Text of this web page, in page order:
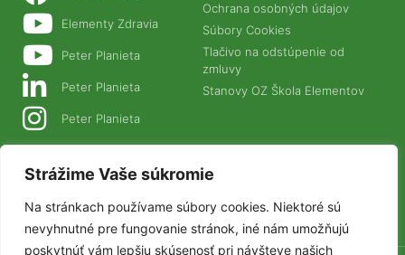
Strážime Vaše súkromie
Na stránkach používame súbory cookies. Niektoré sú
nevyhnutné pre fungovanie stránok, iné nám umožňujú
poskytnúť vám lepšiu skúsenosť pri návšteve našich
Elementy Zdravia
Peter Planieta
Peter Planieta
Peter Planieta
Ochrana osobných údajov
Súbory Cookies
Tlačivo na odstúpenie od
zmluvy
Stanovy OZ Škola Elementov
Naše projekty
PLANETANATUR.SK
ZIVAFOOD.SK